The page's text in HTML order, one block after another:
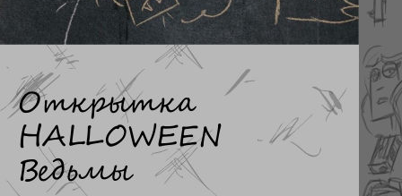
Открытка
HALLOWEEN
Ведьмы